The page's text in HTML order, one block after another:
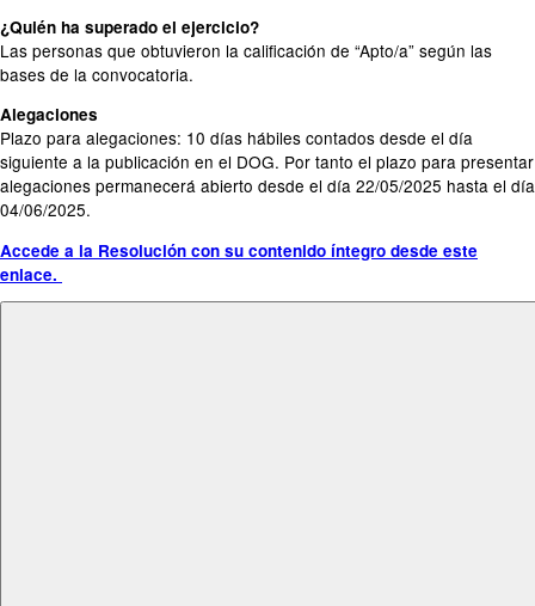
¿Quién ha superado el ejercicio?
Las personas que obtuvieron la calificación de “Apto/a” según las
bases de la convocatoria.
Alegaciones
Plazo para alegaciones: 10 días hábiles contados desde el día
siguiente a la publicación en el DOG. Por tanto el plazo para presentar
alegaciones permanecerá abierto desde el día 22/05/2025 hasta el día
04/06/2025.
Accede a la Resolución con su contenido íntegro desde este
enlace.